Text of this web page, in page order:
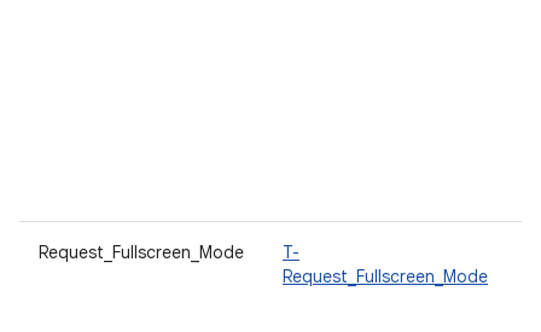
Request_Fullscreen_Mode
T-
Request_Fullscreen_Mode